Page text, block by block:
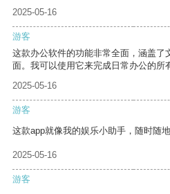
2025-05-16
游客
这款办公软件的功能非常全面，涵盖了
面。我可以使用它来完成日常办公的所
2025-05-16
游客
这款app就像我的娱乐小助手，随时随
2025-05-16
游客